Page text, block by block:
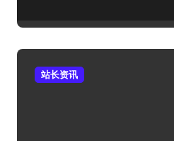
站长资讯